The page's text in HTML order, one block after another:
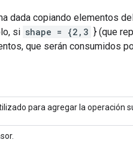
dada copiando elementos
si shape = {2,3 } (que
que serán consumidos
para agregar la operación